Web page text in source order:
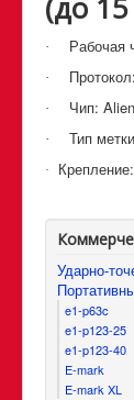
· Рабочая
· Протокол:
· Чип:
· Тип метки
·
Ударно-
e1-p63c
e1-p123-25
e1-p123-40
E-mark
E-mark XL